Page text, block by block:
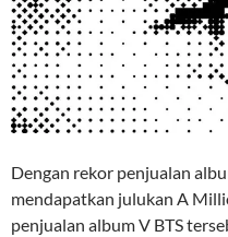
Dengan rekor penjualan
mendapatkan julukan A
penjualan album V BTS